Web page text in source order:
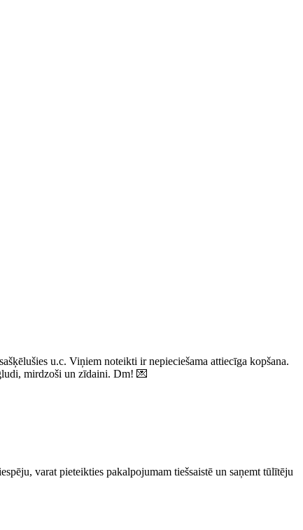
u.c. Viņiem noteikti ir nepieciešama attiecīga kopšana.
mirdzoši un zīdaini. Dm! 💌
varat pieteikties pakalpojumam tiešsaistē un saņemt tūlītēju